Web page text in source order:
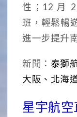
性；12 月
班，輕鬆暢
進一步提升
新聞： 泰獅
大阪、北海
星宇航